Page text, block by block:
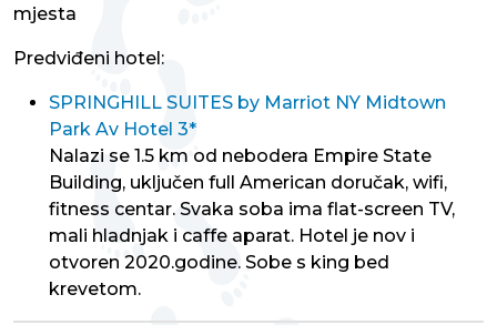
mjesta
Predviđeni hotel:
SPRINGHILL SUITES by Marriot NY Midtown
Park Av Hotel 3*
Nalazi se 1.5 km od nebodera Empire State
Building, uključen full American doručak, wifi,
fitness centar. Svaka soba ima flat-screen TV,
mali hladnjak i caffe aparat. Hotel je nov i
otvoren 2020.godine. Sobe s king bed
krevetom.